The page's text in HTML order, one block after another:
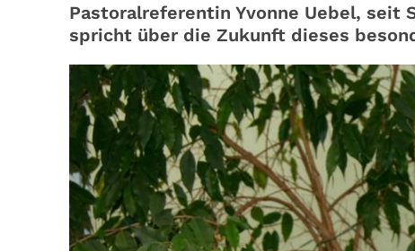
Pastoralreferentin Yvonne Uebel,
spricht über die Zukunft dieses